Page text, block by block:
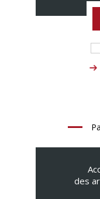
des